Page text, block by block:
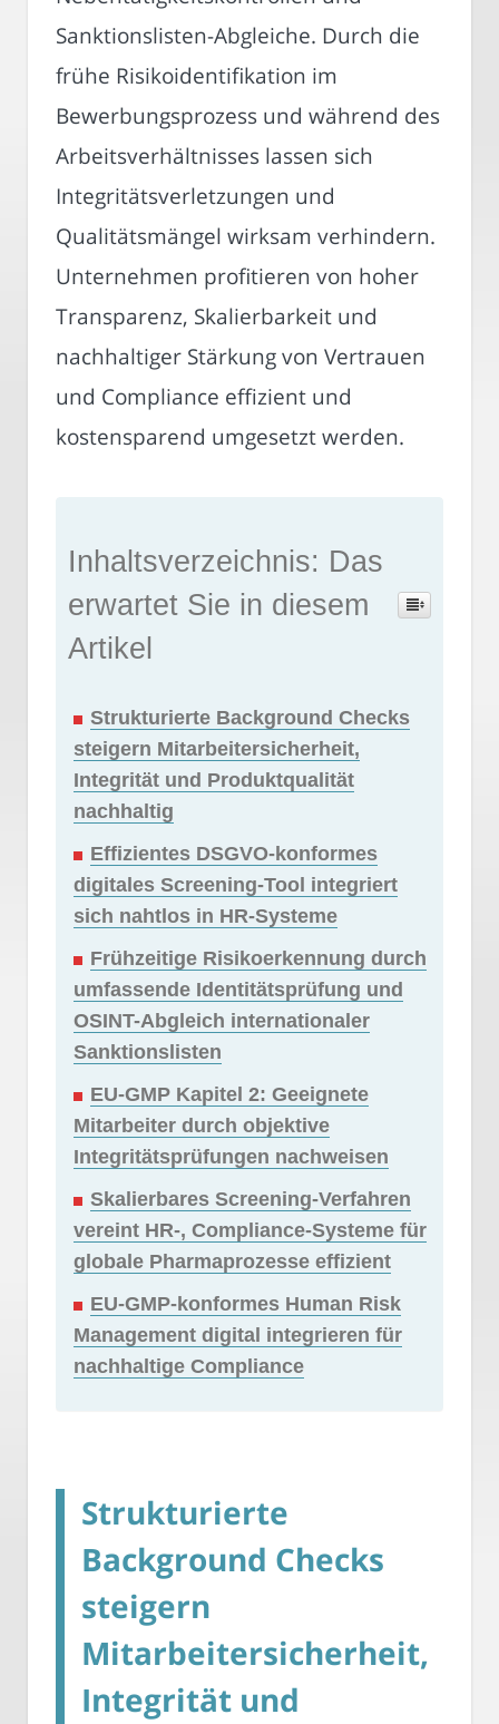
Sanktionslisten-Abgleiche. Durch die
frühe Risikoidentifikation im
Bewerbungsprozess und während des
Arbeitsverhältnisses lassen sich
Integritätsverletzungen und
Qualitätsmängel wirksam verhindern.
Unternehmen profitieren von hoher
Transparenz, Skalierbarkeit und
nachhaltiger Stärkung von Vertrauen
und Compliance effizient und
kostensparend umgesetzt werden.
Inhaltsverzeichnis: Das
erwartet Sie in diesem
Artikel
Strukturierte Background Checks
steigern Mitarbeitersicherheit,
Integrität und Produktqualität
nachhaltig
Effizientes DSGVO-konformes
digitales Screening-Tool integriert
sich nahtlos in HR-Systeme
Frühzeitige Risikoerkennung durch
umfassende Identitätsprüfung und
OSINT-Abgleich internationaler
Sanktionslisten
EU-GMP Kapitel 2: Geeignete
Mitarbeiter durch objektive
Integritätsprüfungen nachweisen
Skalierbares Screening-Verfahren
vereint HR-, Compliance-Systeme für
globale Pharmaprozesse effizient
EU-GMP-konformes Human Risk
Management digital integrieren für
nachhaltige Compliance
Strukturierte
Background Checks
steigern
Mitarbeitersicherheit,
Integrität und